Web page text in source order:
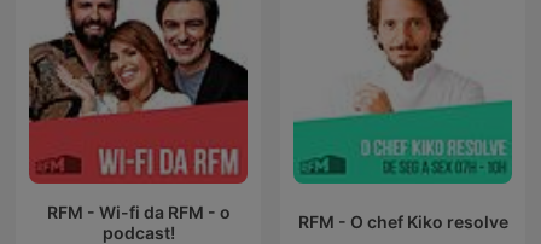
RFM - Wi-fi da RFM - o
podcast!
RFM - O chef Kiko resolve